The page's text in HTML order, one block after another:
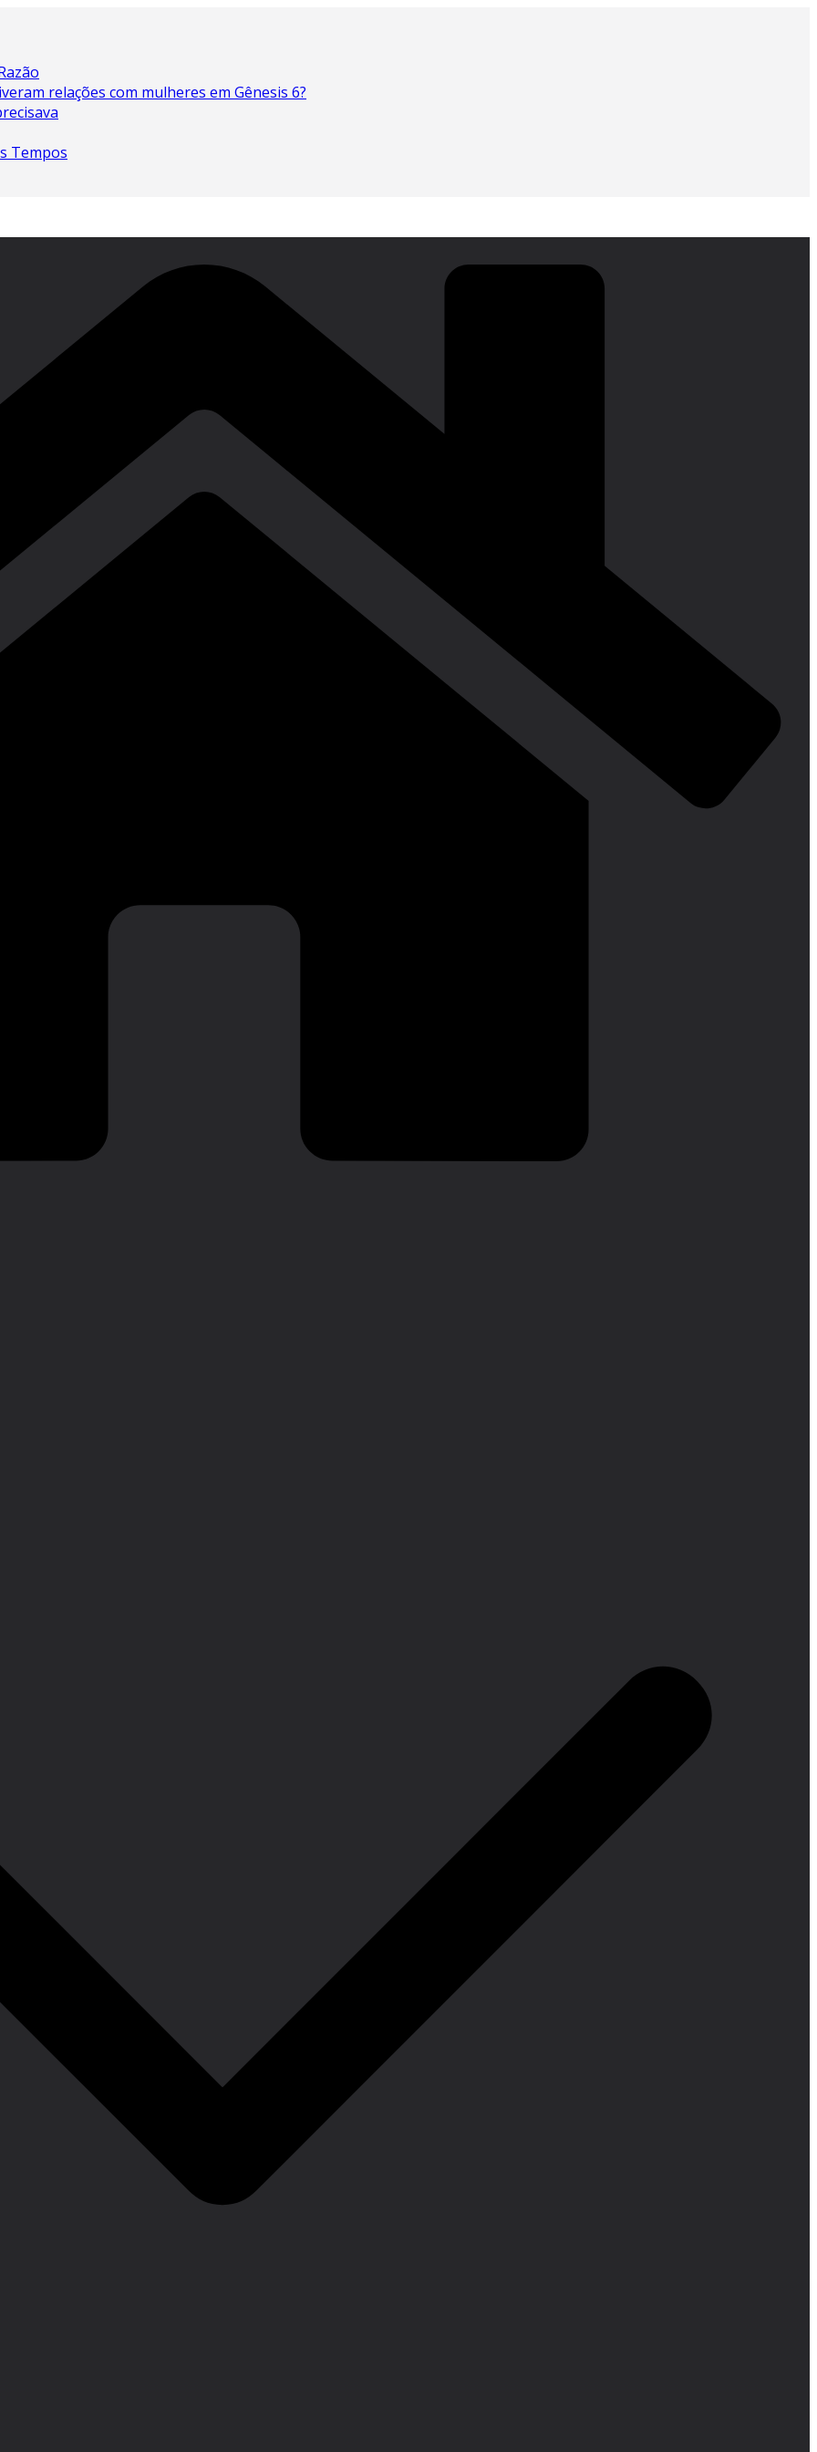
relações com mulheres em Gênesis 6?
Tempos